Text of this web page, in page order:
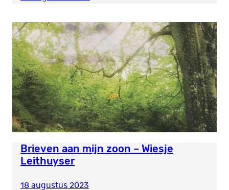
Brieven aan mijn zoon – Wiesje
Leithuyser
18 augustus 2023